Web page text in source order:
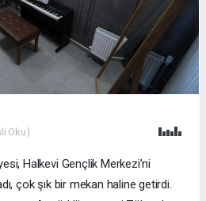
Oku)
Halkevi Gençlik Merkezi’ni
çok şık bir mekan haline getirdi.